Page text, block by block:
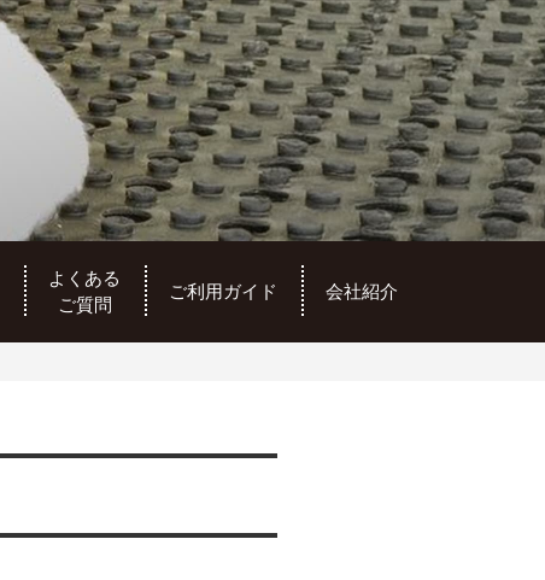
よくある
ご質問
ご利用ガイド 会社紹介